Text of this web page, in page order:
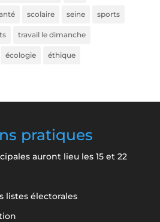
scolaire seine sports
travail le dimanche
écologie éthique
pratiques
auront lieu les 15 et 22
listes électorales